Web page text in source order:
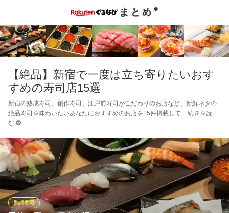
【絶品】新宿で一度は立ち寄りたいおす
すめの寿司店15選
新宿の熟成寿司、創作寿司、江戸前寿司がこだわりのお店など、新鮮ネタの
絶品寿司を味わいたいあなたにおすすめのお店を15件掲載して
続きを読
む
熟成寿司